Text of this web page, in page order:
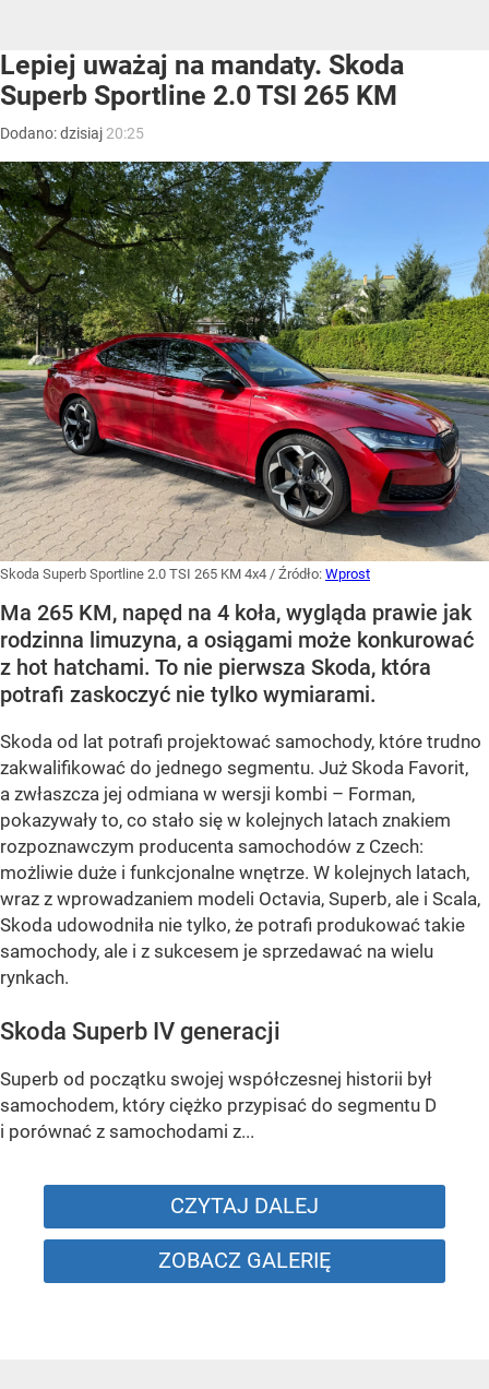
Lepiej uważaj na mandaty. Skoda
Superb Sportline 2.0 TSI 265 KM
Dodano:dzisiaj 20:25
Skoda Superb Sportline 2.0 TSI 265 KM 4x4 / Źródło: Wprost
Ma 265 KM, napęd na 4 koła, wygląda prawie jak
rodzinna limuzyna, a osiągami może konkurować
z hot hatchami. To nie pierwsza Skoda, która
potrafi zaskoczyć nie tylko wymiarami.
Skoda od lat potrafi projektować samochody, które trudno
zakwalifikować do jednego segmentu. Już Skoda Favorit,
a zwłaszcza jej odmiana w wersji kombi – Forman,
pokazywały to, co stało się w kolejnych latach znakiem
rozpoznawczym producenta samochodów z Czech:
możliwie duże i funkcjonalne wnętrze. W kolejnych latach,
wraz z wprowadzaniem modeli Octavia, Superb, ale i Scala,
Skoda udowodniła nie tylko, że potrafi produkować takie
samochody, ale i z sukcesem je sprzedawać na wielu
rynkach.
Skoda Superb IV generacji
Superb od początku swojej współczesnej historii był
samochodem, który ciężko przypisać do segmentu D
i porównać z samochodami z...
CZYTAJ DALEJ
ZOBACZ GALERIĘ